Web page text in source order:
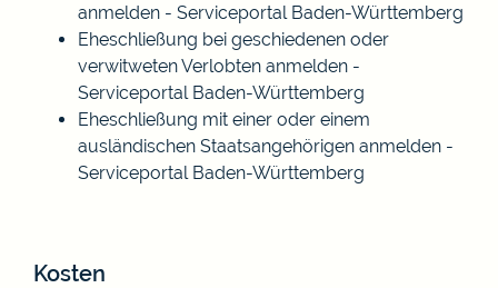
anmelden - Serviceportal Baden-Württemberg
Eheschließung bei geschiedenen oder
verwitweten Verlobten anmelden -
Serviceportal Baden-Württemberg
Eheschließung mit einer oder einem
ausländischen Staatsangehörigen anmelden -
Serviceportal Baden-Württemberg
Kosten